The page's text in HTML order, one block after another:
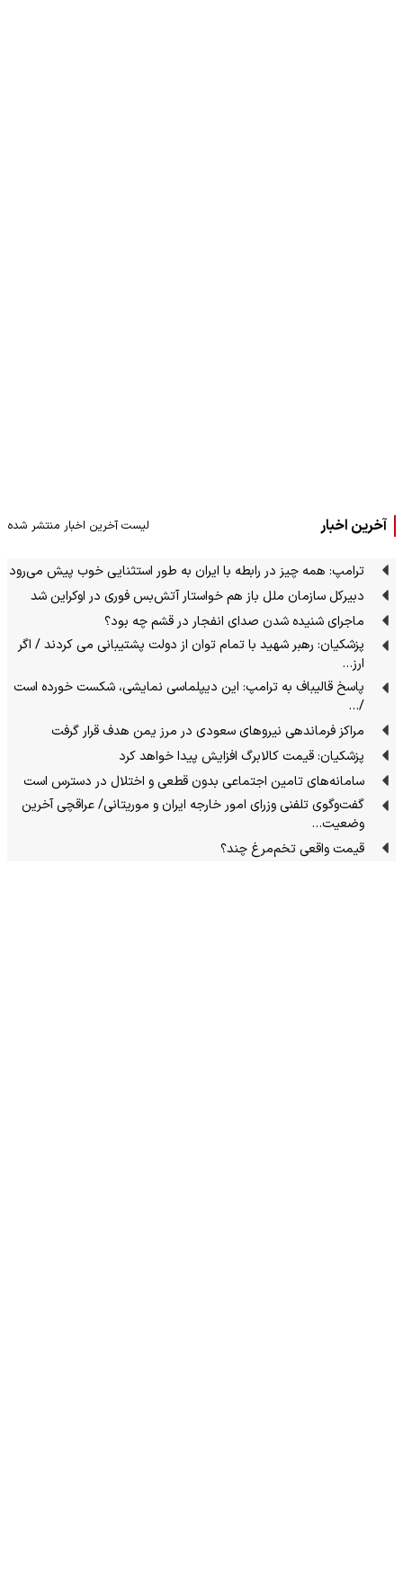
آخرین اخبار لیست آخرین اخبار منتشر شده
ترامپ: همه چیز در رابطه با ایران به طور استثنایی خوب پیش می‌رود
دبیرکل سازمان ملل باز هم خواستار آتش‌بس فوری در اوکراین شد
ماجرای شنیده شدن صدای انفجار در قشم چه بود؟
پزشکیان: رهبر شهید با تمام توان از دولت پشتیبانی می کردند / اگر
ارز…
پاسخ قالیباف به ترامپ: این دیپلماسی نمایشی، شکست خورده است
/…
مراکز فرماندهی نیروهای سعودی در مرز یمن هدف قرار گرفت
پزشکیان: قیمت کالابرگ افزایش پیدا خواهد کرد
سامانه‌های تامین اجتماعی بدون قطعی و اختلال در دسترس است
گفت‌وگوی تلفنی وزرای امور خارجه ایران و موریتانی/ عراقچی آخرین
وضعیت…
قیمت واقعی تخم‌مرغ چند؟